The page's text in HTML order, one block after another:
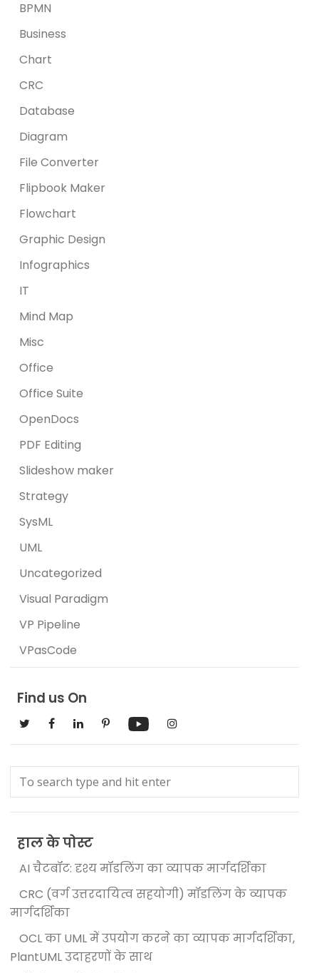
BPMN
Business
Chart
CRC
Database
Diagram
File Converter
Flipbook Maker
Flowchart
Graphic Design
Infographics
IT
Mind Map
Misc
Office
Office Suite
OpenDocs
PDF Editing
Slideshow maker
Strategy
SysML
UML
Uncategorized
Visual Paradigm
VP Pipeline
VPasCode
Find us On
हाल के पोस्ट
AI चैटबॉट: दृश्य मॉडलिंग का व्यापक मार्गदर्शिका
CRC (वर्ग उत्तरदायित्व सहयोगी) मॉडलिंग के व्यापक
मार्गदर्शिका
OCL का UML में उपयोग करने का व्यापक मार्गदर्शिका,
PlantUML उदाहरणों के साथ